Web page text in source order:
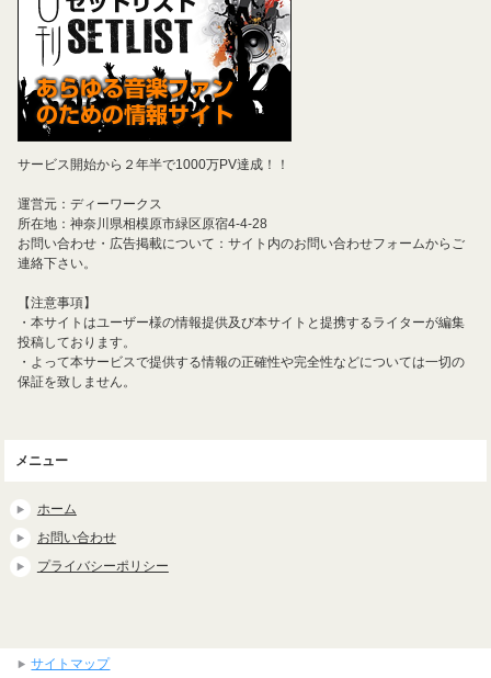
サービス開始から２年半で1000万PV達成！！
運営元：ディーワークス
所在地：神奈川県相模原市緑区原宿4-4-28
お問い合わせ・広告掲載について：サイト内のお問い合わせフォームからご
連絡下さい。
【注意事項】
・本サイトはユーザー様の情報提供及び本サイトと提携するライターが編集
投稿しております。
・よって本サービスで提供する情報の正確性や完全性などについては一切の
保証を致しません。
メニュー
ホーム
お問い合わせ
プライバシーポリシー
サイトマップ